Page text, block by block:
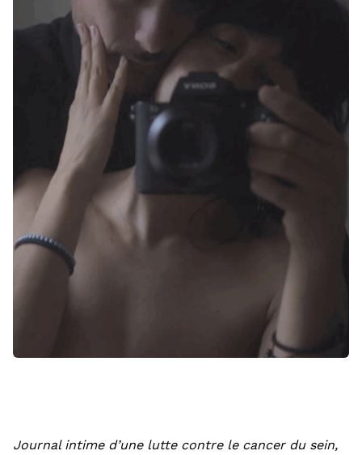
Journal intime d’une lutte contre le cancer du sein,